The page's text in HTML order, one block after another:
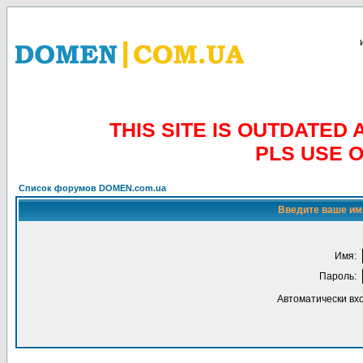
THIS SITE IS OUTDATED
PLS USE
Список форумов DOMEN.com.ua
Введите ваше
Имя:
Пароль:
Автоматически